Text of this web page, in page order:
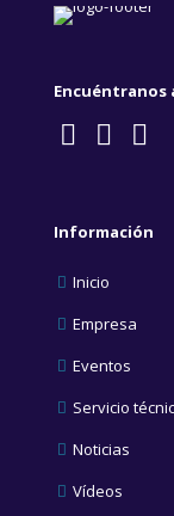
Encuéntranos
Información
Inicio
Empresa
Eventos
Servicio
Noticias
Vídeos